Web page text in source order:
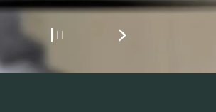
ce formulaire pour accéder
à tous les fichiers en